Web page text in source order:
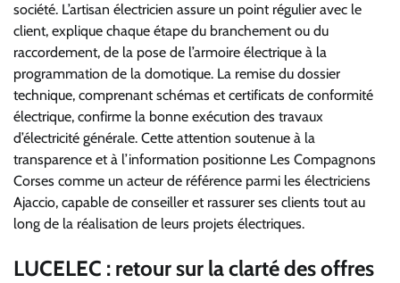
société. L’artisan électricien assure un point régulier avec le
client, explique chaque étape du branchement ou du
raccordement, de la pose de l’armoire électrique à la
programmation de la domotique. La remise du dossier
technique, comprenant schémas et certificats de conformité
électrique, confirme la bonne exécution des travaux
d’électricité générale. Cette attention soutenue à la
transparence et à l’information positionne Les Compagnons
Corses comme un acteur de référence parmi les électriciens
Ajaccio, capable de conseiller et rassurer ses clients tout au
long de la réalisation de leurs projets électriques.
LUCELEC : retour sur la clarté des offres